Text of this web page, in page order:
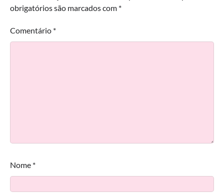
obrigatórios são marcados com *
Comentário *
Nome *